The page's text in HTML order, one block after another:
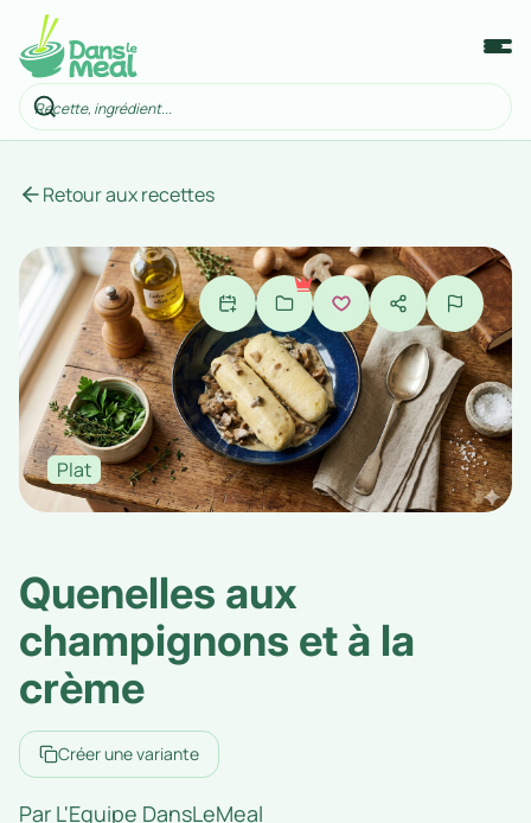
Retour aux recettes
Plat
Quenelles aux
champignons et à la
crème
Créer une variante
Par L'Equipe DansLeMeal